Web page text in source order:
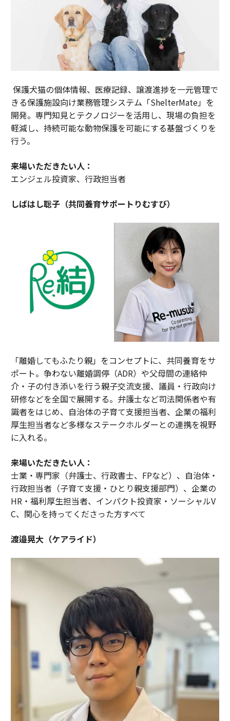
保護犬猫の個体情報、医療記録、譲渡進捗を一元管理で
きる保護施設向け業務管理システム「ShelterMate」を
開発。専門知見とテクノロジーを活用し、現場の負担を
軽減し、持続可能な動物保護を可能にする基盤づくりを
行う。
来場いただきたい人：
エンジェル投資家、行政担当者
しばはし聡子（共同養育サポートりむすび）
「離婚してもふたり親」をコンセプトに、共同養育をサ
ポート。争わない離婚調停（ADR）や父母間の連絡仲
介・子の付き添いを行う親子交流支援、議員・行政向け
研修などを全国で展開する。弁護士など司法関係者や有
識者をはじめ、自治体の子育て支援担当者、企業の福利
厚生担当者など多様なステークホルダーとの連携を視野
に入れる。
来場いただきたい人：
士業・専門家（弁護士、行政書士、FPなど）、自治体・
行政担当者（子育て支援・ひとり親支援部門）、企業の
HR・福利厚生担当者、インパクト投資家・ソーシャルV
C、関心を持ってくださった方すべて
渡邉晃大（ケアライド）